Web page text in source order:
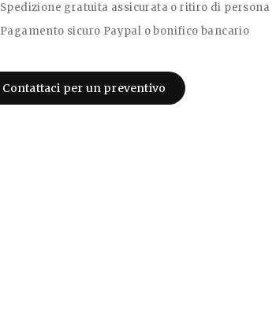
Spedizione gratuita assicurata o ritiro di persona
Pagamento sicuro Paypal o bonifico bancario
Contattaci per un preventivo